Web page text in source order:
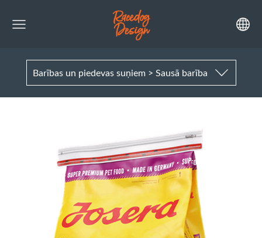
Barības un piedevas suņiem > Sausā barība